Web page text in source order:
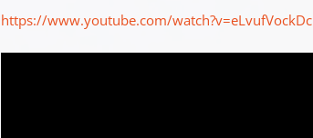
https://www.youtube.com/watch?v=eLvufVockDc